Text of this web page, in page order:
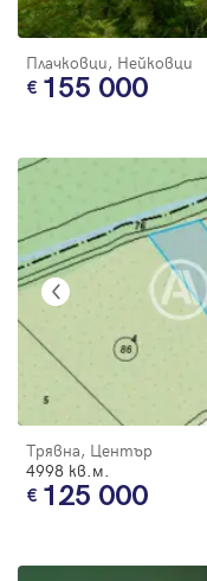
Плачковци, Нейковци
155 000
Трявна, Център
4998 кв.м.
125 000